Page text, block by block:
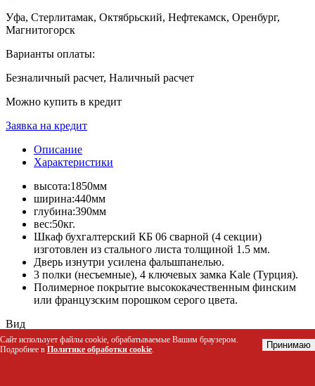
Уфа, Стерлитамак, Октябрьский, Нефтекамск, Оренбург,
Магнитогорск
Варианты оплаты:
Безналичный расчет, Наличный расчет
Можно купить в кредит
Заявка на кредит
Описание
Характеристики
высота:1850мм
ширина:440мм
глубина:390мм
вес:50кг.
Шкаф бухгалтерский КБ 06 сварной (4 секции)
изготовлен из стального листа толщиной 1.5 мм.
Дверь изнутри усилена фальшпанелью.
3 полки (несъемные), 4 ключевых замка Kale (Турция).
Полимерное покрытие высококачественным финским
или французским порошком серого цвета.
Вид
Шкафы бухгалтерские
Бренд/производитель
Сайт использует файлы cookie, обрабатываемые Вашим браузером.
Подробнее в Политике обработки cookie. Принимаю